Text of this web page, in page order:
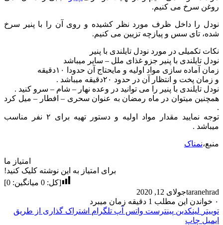
روغن سرخ می کنیم.
نودل را داخل ظرف مورد نظر کشیده و روی آن را با پنیر سرخ
شده، تای سس و پیازچه تزیین می کنیم.
نکات تکمیلی در مورد نودل تایلندی با پنیر
نودل تایلندی با پنیر جزو غذای ملل – سایر میباشد
زمان آماده سازی مواد اولیه و مایحتاج آن حدودا ۱۰دقیقه
و زمان پخت و انتظار آن در حدود ۲۰دقیقه میباشد .
نودل تایلندی با پنیر را می توانید در وعده نهار – شام – سرو کنید .
همچنین میتوان در ماه رمضان به عنوان سحری – افطار – میل کرد
.
توجه نمایید مقدار مواد اولیه و دستور تهیه برای ۲ نفر مناسب
میباشد .
منبع،نمناک
امتیاز ما
برای امتیاز به این نوشته کلیک کنید!
[کل: 0 میانگین: 0
]
taranehradجولای 12, 2020
۰ خواندن این مطلب 1 دقیقه زمان میبرد
توییتر لینکدین پینترست واتس آپ تلگرام اشتراک گذاری از طریق
ایمیل چاپ